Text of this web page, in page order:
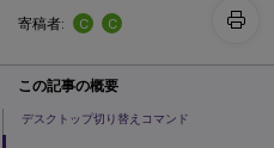
寄稿者:
C C
この記事の概要
デスクトップ切り替えコマンド